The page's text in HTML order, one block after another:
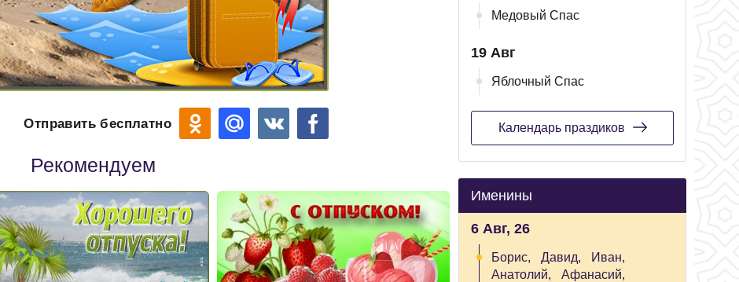
Отправить бесплатно
Рекомендуем
Медовый Спас
19 Авг
Яблочный Спас
Календарь праздиков
Именины
6 Авг, 26
Борис, Давид,
Иван,
Анатолий,
Афанасий,